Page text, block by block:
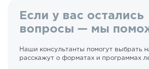
Если у вас остались
вопросы — мы
Наши консультанты помогут выбрать
расскажут о форматах и программах